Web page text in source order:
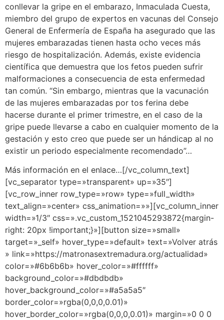
conllevar la gripe en el embarazo, Inmaculada Cuesta,
miembro del grupo de expertos en vacunas del Consejo
General de Enfermería de España ha asegurado que las
mujeres embarazadas tienen hasta ocho veces más
riesgo de hospitalización. Además, existe evidencia
científica que demuestra que los fetos pueden sufrir
malformaciones a consecuencia de esta enfermedad
tan común. “Sin embargo, mientras que la vacunación
de las mujeres embarazadas por tos ferina debe
hacerse durante el primer trimestre, en el caso de la
gripe puede llevarse a cabo en cualquier momento de la
gestación y esto creo que puede ser un hándicap al no
existir un periodo especialmente recomendado”…
Más información en el enlace…[/vc_column_text]
[vc_separator type=»transparent» up=»35″]
[vc_row_inner row_type=»row» type=»full_width»
text_align=»center» css_animation=»»][vc_column_inner
width=»1/3″ css=».vc_custom_1521045293872{margin-
right: 20px !important;}»][button size=»small»
target=»_self» hover_type=»default» text=»Volver atrás
» link=»https://matronasextremadura.org/actualidad»
color=»#6b6b6b» hover_color=»#ffffff»
background_color=»#dbdbdb»
hover_background_color=»#a5a5a5″
border_color=»rgba(0,0,0,0.01)»
hover_border_color=»rgba(0,0,0,0.01)» margin=»0 0 0